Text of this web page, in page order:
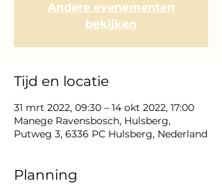
Andere evenementen
bekijken
Tijd en locatie
31 mrt 2022, 09:30 – 14 okt 2022, 17:00
Manege Ravensbosch, Hulsberg,
Putweg 3, 6336 PC Hulsberg, Nederland
Planning